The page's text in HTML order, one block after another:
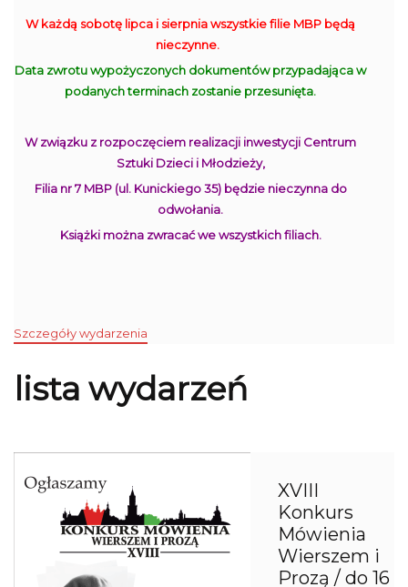
W każdą sobotę lipca i sierpnia wszystkie filie MBP będą
nieczynne.
Data zwrotu wypożyczonych dokumentów przypadająca w
podanych terminach zostanie przesunięta.
W związku z rozpoczęciem realizacji inwestycji Centrum
Sztuki Dzieci i Młodzieży,
Filia nr 7 MBP (ul. Kunickiego 35) będzie nieczynna do
odwołania.
Książki można zwracać we wszystkich filiach.
Szczegóły wydarzenia
lista wydarzeń
XVIII
Konkurs
Mówienia
Wierszem i
Prozą / do 16